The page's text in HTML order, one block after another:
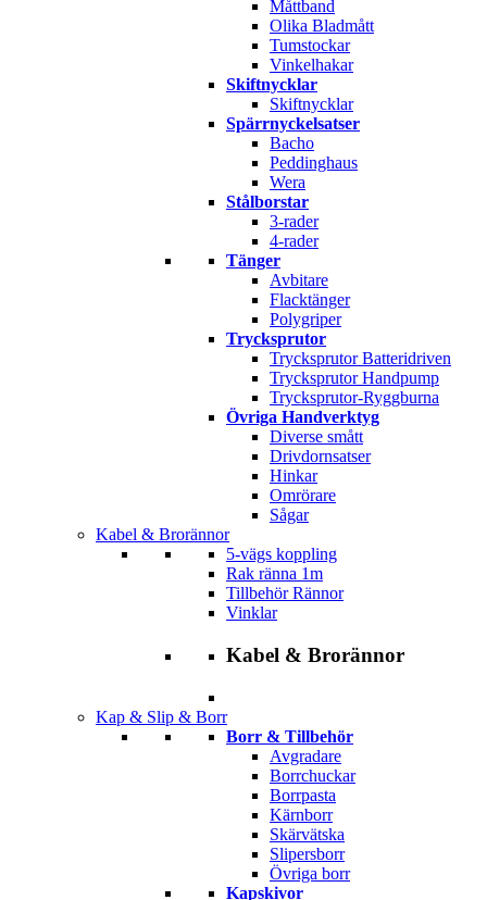
Måttband
Olika Bladmått
Tumstockar
Vinkelhakar
Skiftnycklar
Skiftnycklar
Spärrnyckelsatser
Bacho
Peddinghaus
Wera
Stålborstar
3-rader
4-rader
Tänger
Avbitare
Flacktänger
Polygriper
Trycksprutor
Trycksprutor Batteridriven
Trycksprutor Handpump
Trycksprutor-Ryggburna
Övriga Handverktyg
Diverse smått
Drivdornsatser
Hinkar
Omrörare
Sågar
Kabel & Brorännor
5-vägs koppling
Rak ränna 1m
Tillbehör Rännor
Vinklar
Kabel & Brorännor
Kap & Slip & Borr
Borr & Tillbehör
Avgradare
Borrchuckar
Borrpasta
Kärnborr
Skärvätska
Slipersborr
Övriga borr
Kapskivor